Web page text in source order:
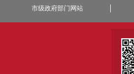
市级政府部门网站